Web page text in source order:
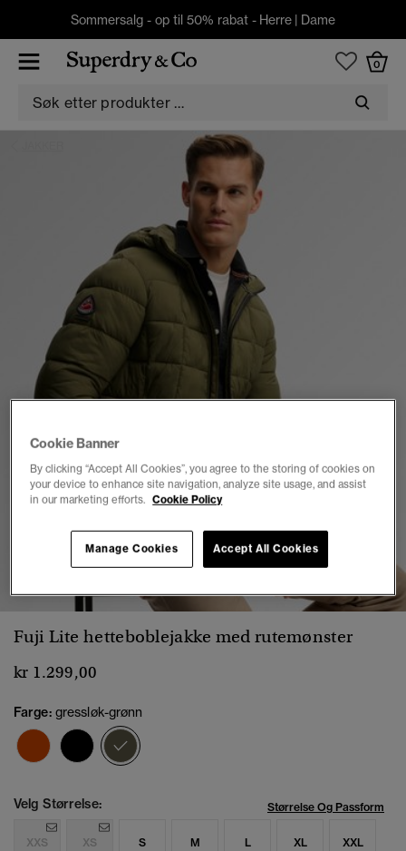
Sommersalg - op til 50% rabat - Herre | Dame
0
2
Fuji Lite hetteboblejakke med rutemønster
kr 1.299,00
Farge: gressløk-grønn
Velg Størrelse: Størrelse Og Passform
XXS XS S M L XL XXL
Cookie Banner
By clicking “Accept All Cookies”, you agree to the storing of cookies on
your device to enhance site navigation, analyze site usage, and assist
in our marketing efforts. Cookie Policy
Accept All Cookies
Manage Cookies